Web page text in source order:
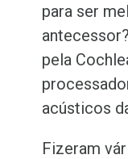
para ser
pela
acústicos
Fizeram